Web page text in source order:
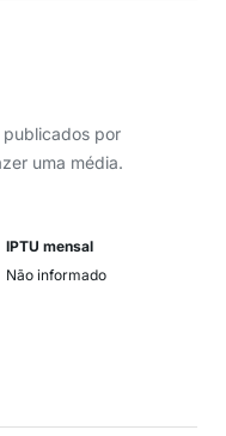
publicados por
uma média.
IPTU mensal
Não informado